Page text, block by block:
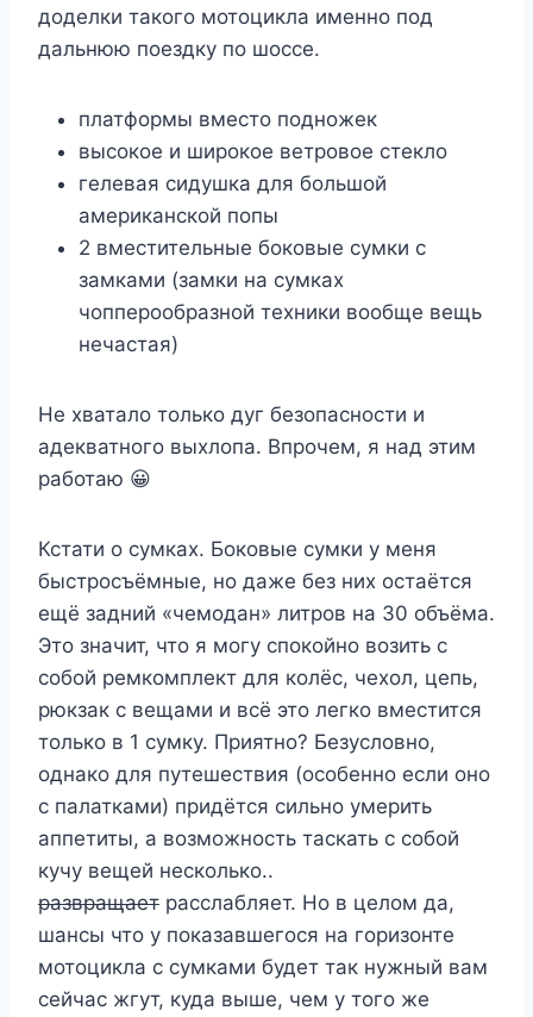
доделки такого мотоцикла именно под
дальнюю поездку по шоссе.
платформы вместо подножек
высокое и широкое ветровое стекло
гелевая сидушка для большой
американской попы
2 вместительные боковые сумки с
замками (замки на сумках
чопперообразной техники вообще вещь
нечастая)
Не хватало только дуг безопасности и
адекватного выхлопа. Впрочем, я над этим
работаю 😀
Кстати о сумках. Боковые сумки у меня
быстросъёмные, но даже без них остаётся
ещё задний «чемодан» литров на 30 объёма.
Это значит, что я могу спокойно возить с
собой ремкомплект для колёс, чехол, цепь,
рюкзак с вещами и всё это легко вместится
только в 1 сумку. Приятно? Безусловно,
однако для путешествия (особенно если оно
с палатками) придётся сильно умерить
аппетиты, а возможность таскать с собой
кучу вещей несколько..
развращает расслабляет. Но в целом да,
шансы что у показавшегося на горизонте
мотоцикла с сумками будет так нужный вам
сейчас жгут, куда выше, чем у того же